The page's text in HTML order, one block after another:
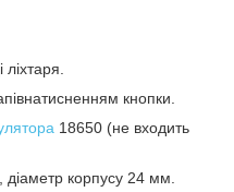
кнопки.
18650 (не входить
корпусу 24 мм.